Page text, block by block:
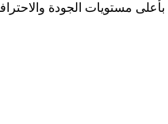
بأعلى مستويات الجودة